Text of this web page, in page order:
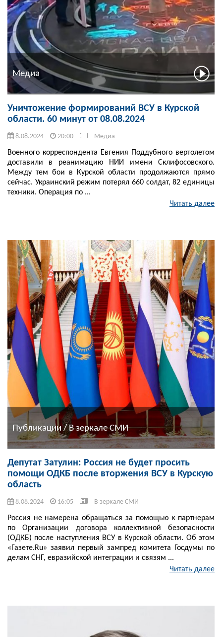
Медиа
Уничтожение формирований ВСУ в Курской
области. 60 минут от 08.08.2024
8.08.2024 20:00 Медиа
Военного корреспондента Евгения Поддубного вертолетом
доставили в реанимацию НИИ имени Склифосовского.
Между тем бои в Курской области продолжаются прямо
сейчас. Украинский режим потерял 660 солдат, 82 единицы
техники. Операция по ...
Читать далее
Публикации / В зеркале СМИ
Депутат Затулин: Россия не будет просить
помощи ОДКБ после вторжения ВСУ в Курскую
область
8.08.2024 16:05 В зеркале СМИ
Россия не намерена обращаться за помощью к партнерам
по Организации договора коллективной безопасности
(ОДКБ) после наступления ВСУ в Курской области. Об этом
«Газете.Ru» заявил первый зампред комитета Госдумы по
делам СНГ, евразийской интеграции и связям ...
Читать далее